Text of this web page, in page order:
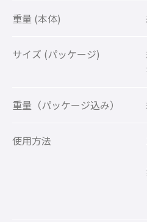
重量 (本体)
サイズ (パッケージ)
重量（パッケージ込み）
使用方法